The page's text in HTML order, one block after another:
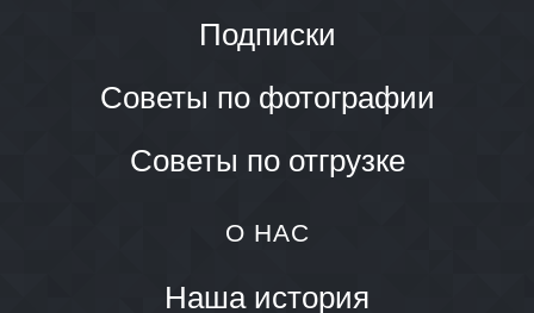
Подписки
Советы по фотографии
Советы по отгрузке
О НАС
Наша история